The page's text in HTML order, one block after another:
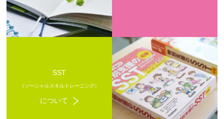
SST
（ソーシャルスキルトレーニング）
について